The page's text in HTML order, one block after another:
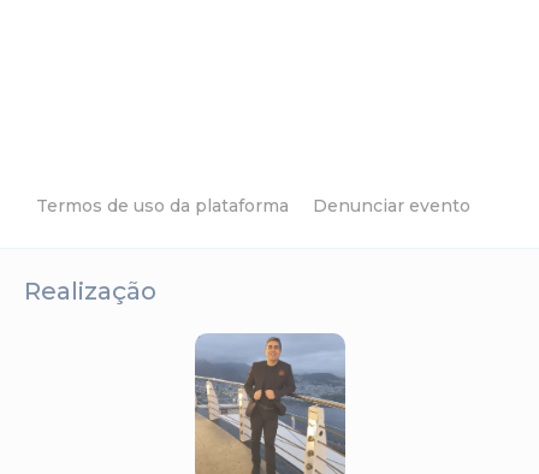
Termos de uso da plataforma Denunciar evento
Realização